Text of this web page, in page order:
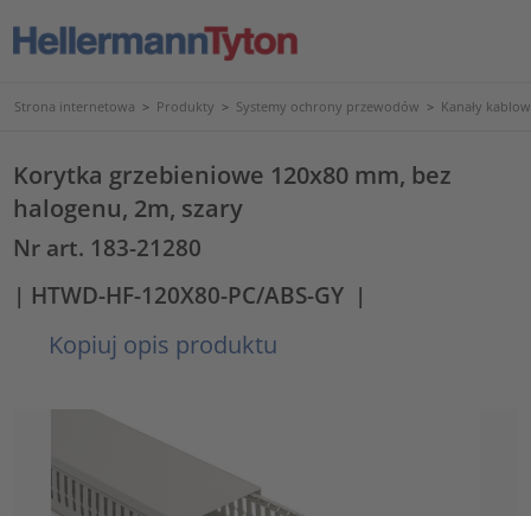
Strona internetowa > Produkty > Systemy ochrony przewodów > Kanały
Korytka grzebieniowe 120x80 mm, bez
halogenu, 2m, szary
Nr art. 183-21280
| HTWD-HF-120X80-PC/ABS-GY |
Kopiuj opis produktu